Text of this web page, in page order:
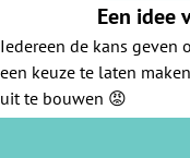
Een idee
Iedereen de kans geven
een keuze te laten
uit te bouwen 😡